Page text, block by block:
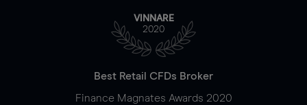
VINNARE
2020
Best Retail CFDs Broker
Finance Magnates Awards 2020